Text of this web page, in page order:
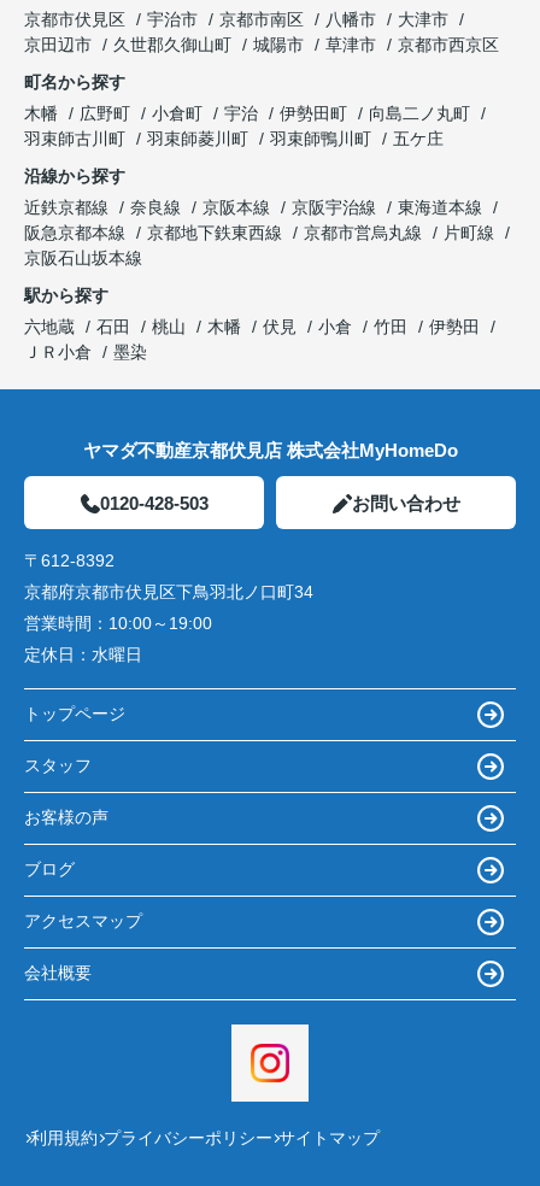
京都市伏見区
宇治市 京都市南区 八幡市
大津市
京田辺市
久世郡久御山町 城陽市 草津市
京都市西京区
町名から探す
木幡
広野町 小倉町 宇治 伊勢田町
向島二ノ丸町
羽束師古川町
羽束師菱川町 羽束師鴨川町
五ケ庄
沿線から探す
近鉄京都線
奈良線 京阪本線 京阪宇治線
東海道本線
阪急京都本線
京都地下鉄東西線 京都市営烏丸線
片町線
京阪石山坂本線
駅から探す
六地蔵
石田 桃山 木幡 伏見 小倉 竹田
伊勢田
ＪＲ小倉
墨染
ヤマダ不動産京都伏見店 株式会社MyHomeDo
0120-428-503 お問い合わせ
〒612-8392
京都府京都市伏見区下鳥羽北ノ口町34
営業時間： 10:00～19:00
定休日： 水曜日
トップページ
スタッフ
お客様の声
ブログ
アクセスマップ
会社概要
利用規約 プライバシーポリシー サイトマップ